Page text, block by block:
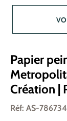
Papier
Création |
Réf: AS-786734